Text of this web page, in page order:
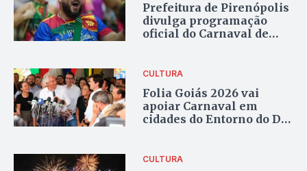
Prefeitura de Pirenópolis
divulga programação
oficial do Carnaval de
CULTURA
Folia Goiás 2026 vai
apoiar Carnaval em
cidades do Entorno do DF
CULTURA